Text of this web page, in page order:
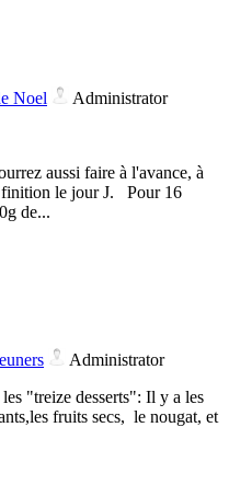
Noel Administrator
aussi faire à l'avance, à
finition le jour J. Pour 16
de...
Administrator
"treize desserts": Il y a les
fruits secs, le nougat, et